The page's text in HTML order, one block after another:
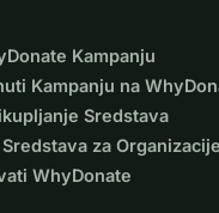
Kampanju
Kampanju na
Sredstava
za Organizacije
WhyDonate